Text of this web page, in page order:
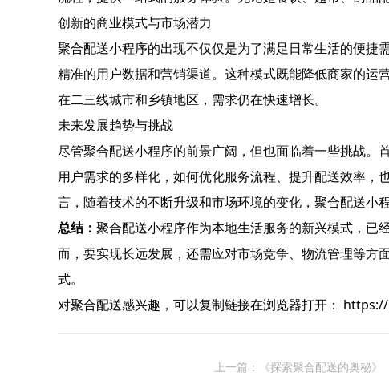
创新的商业模式与市场潜力
聚合配送小程序的出现不仅仅是为了满足日常生活的便
精准的用户数据和营销渠道。这种模式既能降低商家的
在二三线城市和乡镇地区，需求仍在快速增长。
未来发展趋势与挑战
尽管聚合配送小程序的前景广阔，但也面临着一些挑战
用户需求的多样化，如何优化服务流程、提升配送效率
言，随着技术的不断升级和市场环境的变化，聚合配送小
总结： 聚合配送小程序作为本地生活服务的新兴模式，已
而，要实现长远发展，还需应对市场竞争、物流管理等
式。
对聚合配送感兴趣，可以复制链接在浏览器打开：
上一篇：《探索聚合配送的奥秘》